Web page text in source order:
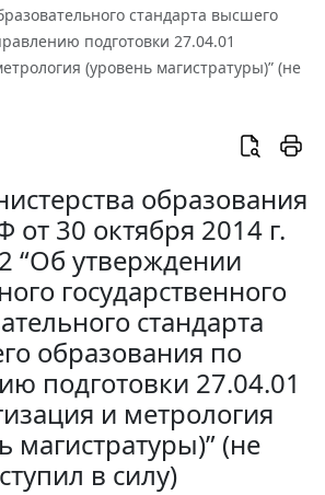
стандарта высшего
подготовки 27.04.01
(уровень магистратуры)” (не
образования
от 30 октября 2014 г.
“Об утверждении
государственного
стандарта
образования по
подготовки 27.04.01
и метрология
магистратуры)” (не
в силу)